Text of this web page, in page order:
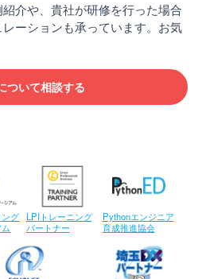
介や、貴社が研修を行った場合
ーションも承っています。お気
ついて相談する
グ LPIトレーニング
パートナー
Pythonエンジニア
育成推進協会